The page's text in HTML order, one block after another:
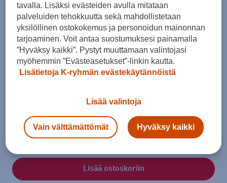
Lisää ostoskoriin
tavalla. Lisäksi evästeiden avulla mitataan
palveluiden tehokkuutta sekä mahdollistetaan
yksilöllinen ostokokemus ja personoidun mainonnan
tarjoaminen. Voit antaa suostumuksesi painamalla
”Hyväksy kaikki”. Pystyt muuttamaan valintojasi
myöhemmin ”Evästeasetukset”-linkin kautta.
Lisätietoja K-ryhmän evästekäytännöistä
Lisää valintoja
Vain välttämättömät Hyväksy kaikki